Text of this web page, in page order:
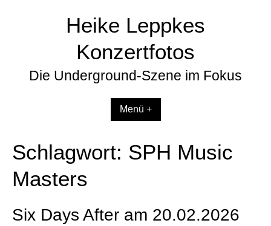
Heike Leppkes
Konzertfotos
Die Underground-Szene im Fokus
Menü +
Schlagwort: SPH Music
Masters
Six Days After am 20.02.2026